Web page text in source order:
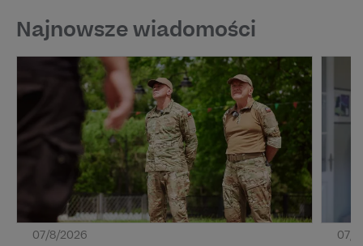
Najnowsze wiadomości
07/8/2026 07/